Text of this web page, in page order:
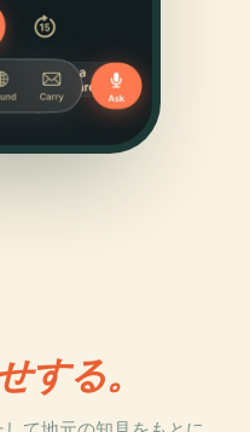
する。